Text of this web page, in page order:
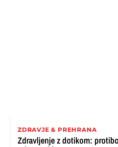
ZDRAVJE & PREHRANA
Zdravljenje z dotikom: